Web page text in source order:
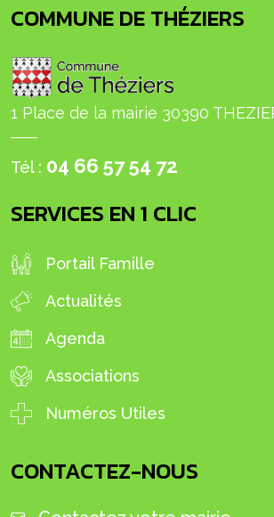
COMMUNE DE THÉZIERS
1 Place de la mairie 30390
Tél : 04 66 57 54 72
SERVICES EN 1 CLIC
Portail Famille
Actualités
Agenda
Associations
Numéros Utiles
CONTACTEZ-NOUS